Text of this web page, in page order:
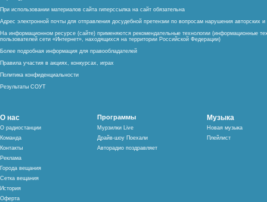
При использовании материалов сайта гиперссылка на сайт обязательна
Адрес электронной почты для отправления досудебной претензии по вопросам нарушения авторских
На информационном ресурсе (сайте) применяются рекомендательные технологии (информационные
пользователей сети «Интернет», находящихся на территории Российской Федерации)
Более подробная информация для правообладателей
Правила участия в акциях, конкурсах, играх
Политика конфиденциальности
Результаты СОУТ
О нас
О радиостанции
Команда
Контакты
Реклама
Города вещания
Сетка вещания
История
Оферта
Программы
Мурзилки Live
Драйв-шоу Поехали
Авторадио поздравляет
Музыка
Новая музыка
Плейлист